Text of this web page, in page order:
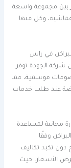
بين مجموعة واسعة
وكل منها
في راس
شركة الجودة توفر
موسمية، مما
عند طلب خدمات
مجانية لمساعدة
وفقًا
دون تكبد تكاليف
الأسعار، حيث